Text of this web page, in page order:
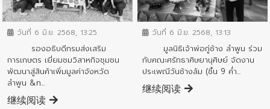
ข่าวประชาสัมพันธ์
วันที่ 6 มิ.ย. 2568, 13:25
รองอธิบดีกรมส่งเสริม
การเกษตร เยี่ยมชมวิสาหกิจชุมชน
พัฒนาสู่สินค้าเพิ่มมูลค่าจังหวัด
ลำพูน &n...
继续阅读
ข่าวประชาสัมพันธ์
วันที่ 6 มิ.ย. 2568, 13:13
มูลนิธิเจ้าพ่อกู่ช้าง ลำพูน ร่วม
กับคณะศรัทธาศิษยานุศิษย์ จัดงาน
ประเพณีวันช้างล้ม (ชึ้น 9 ค่ำ...
继续阅读